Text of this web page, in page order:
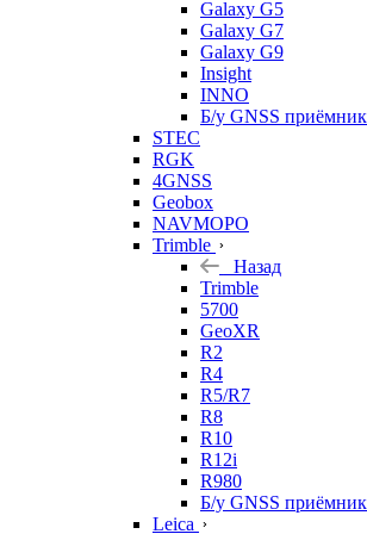
Galaxy G5
Galaxy G7
Galaxy G9
Insight
INNO
Б/у GNSS
STEC
RGK
4GNSS
Geobox
NAVMOPO
Trimble
Назад
Trimble
5700
GeoXR
R2
R4
R5/R7
R8
R10
R12i
R980
Б/у GNSS
Leica